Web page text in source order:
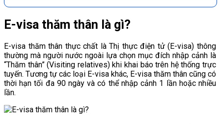
E-visa thăm thân là gì?
E-visa thăm thân thực chất là Thị thực điện tử (E-visa) thông
thường mà người nước ngoài lựa chọn mục đích nhập cảnh là
“Thăm thân” (Visiting relatives) khi khai báo trên hệ thống trực
tuyến. Tương tự các loại E-visa khác, E-visa thăm thân cũng có
thời hạn tối đa 90 ngày và có thể nhập cảnh 1 lần hoặc nhiều
lần.